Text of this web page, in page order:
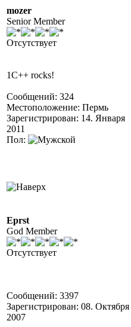
mozer
Senior Member
Отсутствует
1C++ rocks!
Сообщений: 324
Местоположение: Пермь
Зарегистрирован: 14. Января
2011
Пол:
Eprst
God Member
Отсутствует
Сообщений: 3397
Зарегистрирован: 08. Октября
2007